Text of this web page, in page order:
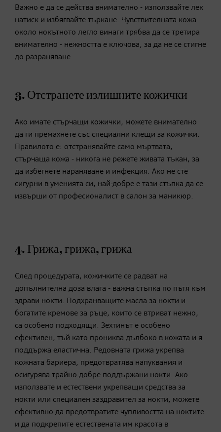
Важно е да се действа внимателно - използвайте лек
натиск и избягвайте търкане. Чувствителната кожа
около нокътното легло винаги трябва да се третира
внимателно - нежността е ключова, за да не се стигне
до разраняване.
3. Отстранете излишните кожички
Ако имате стърчащи кожички, можете внимателно
да ги премахнете със специални клещи за кожички.
Правилото е: отстранявайте само мъртвата,
стърчаща кожа - никога не режете живата тъкан, за
да избегнете нараняване и инфекция. Ако не сте
сигурни в уменията си, най-добре е тази стъпка да се
извърши от професионалист в салон за маникюр.
4. Грижа, грижа, грижа
След процедурата, кожичките се радват на
допълнителна доза влага - важна стъпка по пътя към
здрави нокти. Подхранващите масла за нокти и
богатите кремове за ръце, които се втриват нежно,
са особено подходящи. Зехтинът е особено
ефективен, тъй като прониква дълбоко в кожата и я
поддържа еластична. Редовната грижа укрепва
кожната бариера, предотвратява напуквания и
осигурява трайно добре поддържани нокти. Ако
използвате и естествени укрепващи средства за
нокти или специален заздравител за нокти, можете
ефективно да предотвратите чупливостта на ноктите
и да подкрепите естествената им красота в